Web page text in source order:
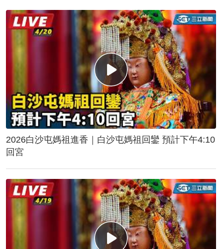
2026白沙屯媽祖進香｜白沙屯媽祖回鑾 預計下午4:10
回宮